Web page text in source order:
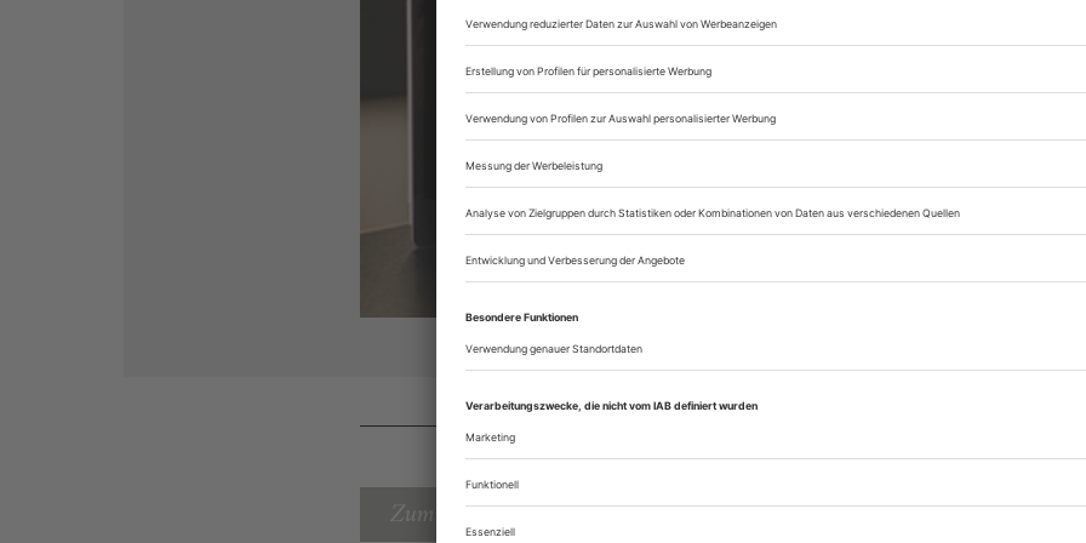
Lesegenuss auf
sofort nutzen
Zum Inhaltsverzeichnis